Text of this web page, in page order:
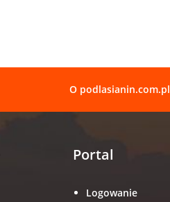
O podlasianin.com.pl
Portal
Logowanie